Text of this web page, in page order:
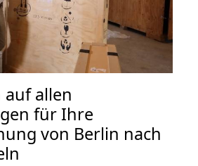
auf allen
für Ihre
von Berlin nach